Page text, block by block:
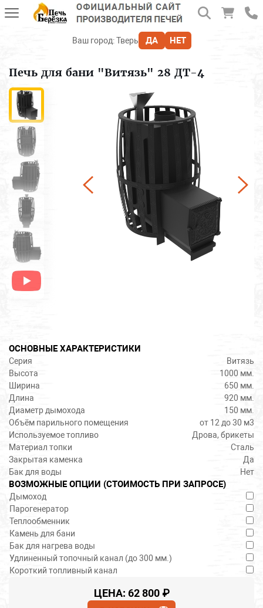
Ваш город: Тверь ДА НЕТ
Печь для бани "Витязь" 28 ДТ-4
ОСНОВНЫЕ ХАРАКТЕРИСТИКИ
Серия
Витязь
Высота
1000 мм.
Ширина
650 мм.
Длина
920 мм.
Диаметр дымохода
150 мм.
Объём парильного помещения
от 12 до 30 м3
Используемое топливо
Дрова, брикеты
Материал топки
Сталь
Закрытая каменка
Да
Бак для воды
Нет
ВОЗМОЖНЫЕ ОПЦИИ (СТОИМОСТЬ ПРИ ЗАПРОСЕ)
Дымоход
Парогенератор
Теплообменник
Камень для бани
Бак для нагрева воды
Удлиненный топочный канал (до 300 мм.)
Короткий топливный канал
ЦЕНА: 62 800 ₽
Печи для бани
Печь-камин
Отопительные печи
Печи и камины BLACK STOVE
Для дачи и отдыха
Аксессуары, дымоходы